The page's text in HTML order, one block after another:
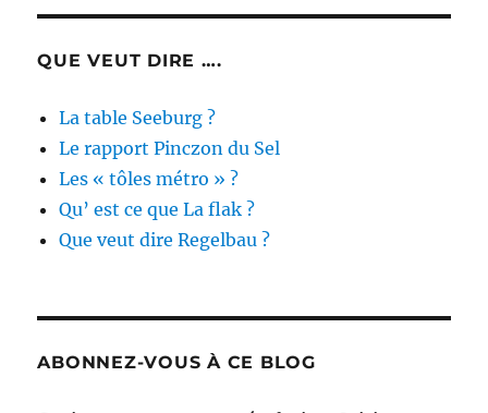
QUE VEUT DIRE ….
La table Seeburg ?
Le rapport Pinczon du Sel
Les « tôles métro » ?
Qu’ est ce que La flak ?
Que veut dire Regelbau ?
ABONNEZ-VOUS À CE BLOG